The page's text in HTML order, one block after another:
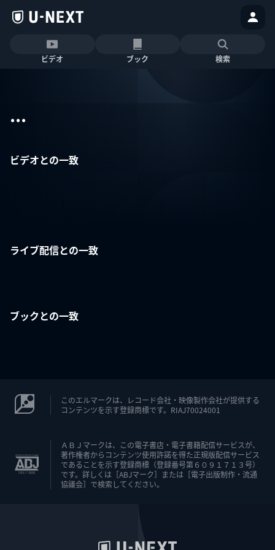
ビデオ ブック 検索
...
ビデオとの一致
ライブ配信との一致
ブックとの一致
このエルマークは、レコード会社・映像製作会社が提供する
コンテンツを示す登録商標です。RIAJ70024001
ＡＢＪマークは、この電子書店・電子書籍配信サービスが、
著作権者からコンテンツ使用許諾を得た正規版配信サービス
であることを示す登録商標（登録番号第６０９１７１３号）
です。詳しくは［ABJマーク］または［電子出版制作・流通
協議会］で検索してください。